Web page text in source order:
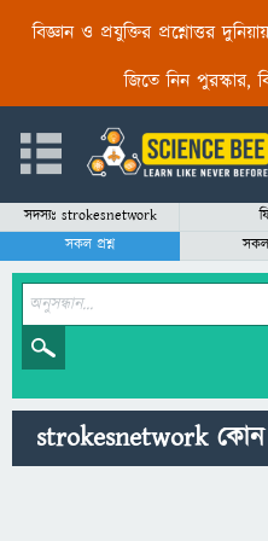
বিজ্ঞান ও প্রযুক্তির প্রশ্নোত্তর
জিতে নিন পুরস্কার,
সদস্যঃ strokesnetwork
সকল প্রশ্ন
strokesnetwork কোন